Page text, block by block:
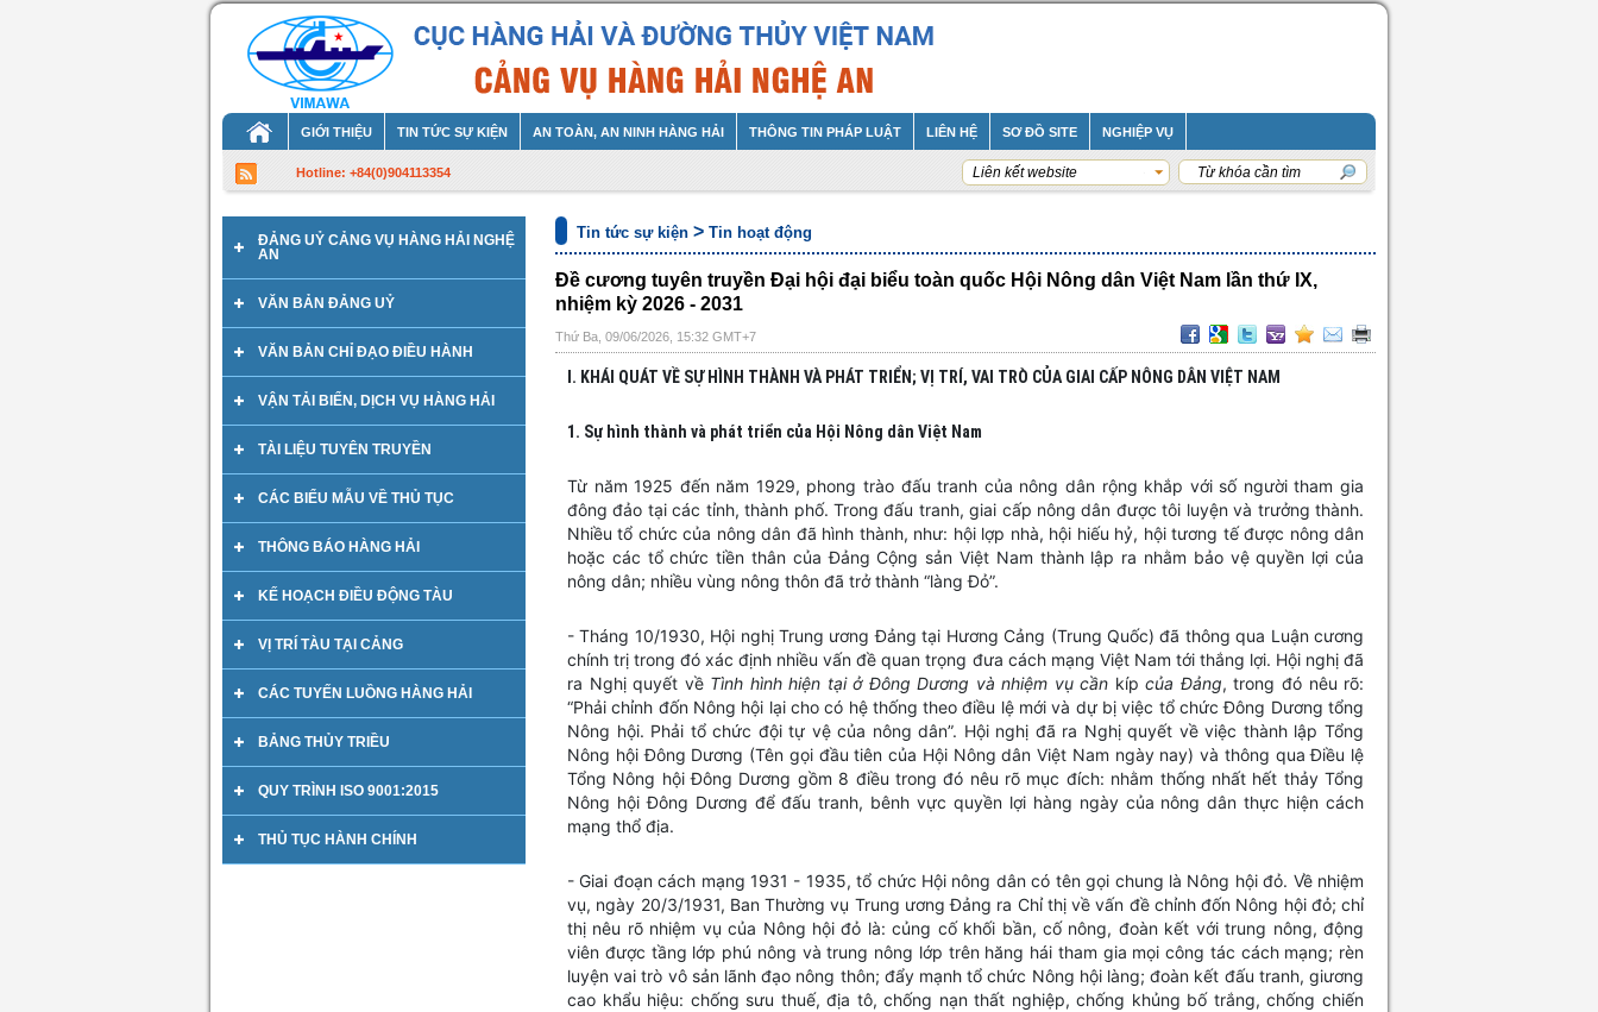
GIỚI THIỆU TIN TỨC SỰ KIỆN AN TOÀN, AN NINH HÀNG HẢI THÔNG TIN PHÁP LUẬT LIÊN HỆ SƠ ĐỒ SITE NGHIỆP VỤ
Hotline: +84(0)904113354 Liên kết website
ĐẢNG UỶ CẢNG VỤ HÀNG HẢI NGHỆ
AN
VĂN BẢN ĐẢNG UỶ
VĂN BẢN CHỈ ĐẠO ĐIỀU HÀNH
VẬN TẢI BIỂN, DỊCH VỤ HÀNG HẢI
TÀI LIỆU TUYÊN TRUYỀN
CÁC BIỂU MẪU VỀ THỦ TỤC
THÔNG BÁO HÀNG HẢI
KẾ HOẠCH ĐIỀU ĐỘNG TÀU
VỊ TRÍ TÀU TẠI CẢNG
CÁC TUYẾN LUỒNG HÀNG HẢI
BẢNG THỦY TRIỀU
QUY TRÌNH ISO 9001:2015
THỦ TỤC HÀNH CHÍNH
Tin tức sự kiện > Tin hoạt động
Đề cương tuyên truyền Đại hội đại biểu toàn quốc Hội Nông dân Việt Nam lần thứ IX,
nhiệm kỳ 2026 - 2031
Thứ Ba, 09/06/2026, 15:32 GMT+7
I. KHÁI QUÁT VỀ SỰ HÌNH THÀNH VÀ PHÁT TRIỂN; VỊ TRÍ, VAI TRÒ CỦA GIAI CẤP NÔNG DÂN VIỆT NAM
1. Sự hình thành và phát triển của Hội Nông dân Việt Nam
Từ năm 1925 đến năm 1929, phong trào đấu tranh của nông dân rộng khắp với số người tham gia
đông đảo tại các tỉnh, thành phố. Trong đấu tranh, giai cấp nông dân được tôi luyện và trưởng thành.
Nhiều tổ chức của nông dân đã hình thành, như: hội lợp nhà, hội hiếu hỷ, hội tương tế được nông dân
hoặc các tổ chức tiền thân của Đảng Cộng sản Việt Nam thành lập ra nhằm bảo vệ quyền lợi của
nông dân; nhiều vùng nông thôn đã trở thành “làng Đỏ”.
- Tháng 10/1930, Hội nghị Trung ương Đảng tại Hương Cảng (Trung Quốc) đã thông qua Luận cương
chính trị trong đó xác định nhiều vấn đề quan trọng đưa cách mạng Việt Nam tới thắng lợi. Hội nghị đã
ra Nghị quyết về Tình hình hiện tại ở Đông Dương và nhiệm vụ cần kípcủa Đảng, trong đó nêu rõ:
“Phải chỉnh đốn Nông hội lại cho có hệ thống theo điều lệ mới và dự bị việc tổ chức Đông Dương tổng
Nông hội. Phải tổ chức đội tự vệ của nông dân”. Hội nghị đã ra Nghị quyết về việc thành lập Tổng
Nông hội Đông Dương (Tên gọi đầu tiên của Hội Nông dân Việt Nam ngày nay) và thông qua Điều lệ
Tổng Nông hội Đông Dương gồm 8 điều trong đó nêu rõ mục đích: nhằm thống nhất hết thảy Tổng
Nông hội Đông Dương để đấu tranh, bênh vực quyền lợi hàng ngày của nông dân thực hiện cách
mạng thổ địa.
- Giai đoạn cách mạng 1931 - 1935, tổ chức Hội nông dân có tên gọi chung là Nông hội đỏ. Về nhiệm
vụ, ngày 20/3/1931, Ban Thường vụ Trung ương Đảng ra Chỉ thị về vấn đề chỉnh đốn Nông hội đỏ; chỉ
thị nêu rõ nhiệm vụ của Nông hội đỏ là: củng cố khối bần, cố nông, đoàn kết với trung nông, động
viên được tầng lớp phú nông và trung nông lớp trên hăng hái tham gia mọi công tác cách mạng; rèn
luyện vai trò vô sản lãnh đạo nông thôn; đẩy mạnh tổ chức Nông hội làng; đoàn kết đấu tranh, giương
cao khẩu hiệu: chống sưu thuế, địa tô, chống nạn thất nghiệp, chống khủng bố trắng, chống chiến